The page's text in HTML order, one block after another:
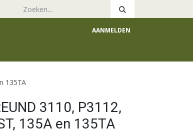
AANMELDEN
135TA
3110, P3112,
135A en 135TA